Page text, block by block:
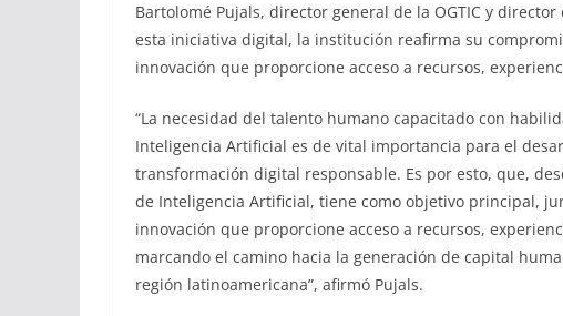
Bartolomé Pujals, director general de la OGTIC y
esta iniciativa digital, la institución reafirma su
innovación que proporcione acceso a recursos,
“La necesidad del talento humano capacitado con
Inteligencia Artificial es de vital importancia para el
transformación digital responsable. Es por esto, que,
de Inteligencia Artificial, tiene como objetivo principal,
innovación que proporcione acceso a recursos,
marcando el camino hacia la generación de capital
región latinoamericana”, afirmó Pujals.